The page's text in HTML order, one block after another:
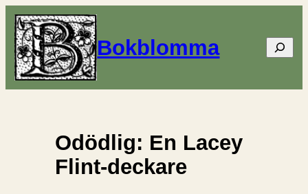
Bokblomma Sök
Odödlig: En Lacey
Flint-deckare